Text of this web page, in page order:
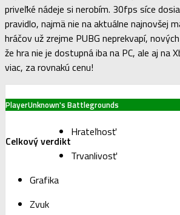
priveľké nádeje si nerobím. 30fps síce
pravidlo, najmä nie na aktuálne najnovšej
hráčov už zrejme PUBG neprekvapí,
že hra nie je dostupná iba na PC, ale aj na
viac, za rovnakú cenu!
PlayerUnknown's Battlegrounds
Celkový verdikt
Hrateľnosť
Trvanlivosť
Grafika
Zvuk